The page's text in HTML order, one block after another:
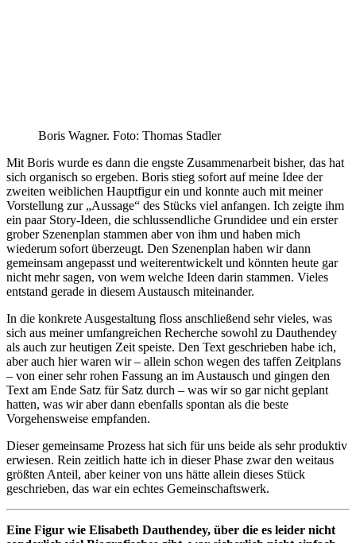
Boris Wagner. Foto: Thomas Stadler
Mit Boris wurde es dann die engste Zusammenarbeit bisher, das hat
sich organisch so ergeben. Boris stieg sofort auf meine Idee der
zweiten weiblichen Hauptfigur ein und konnte auch mit meiner
Vorstellung zur „Aussage“ des Stücks viel anfangen. Ich zeigte ihm
ein paar Story-Ideen, die schlussendliche Grundidee und ein erster
grober Szenenplan stammen aber von ihm und haben mich
wiederum sofort überzeugt. Den Szenenplan haben wir dann
gemeinsam angepasst und weiterentwickelt und könnten heute gar
nicht mehr sagen, von wem welche Ideen darin stammen. Vieles
entstand gerade in diesem Austausch miteinander.
In die konkrete Ausgestaltung floss anschließend sehr vieles, was
sich aus meiner umfangreichen Recherche sowohl zu Dauthendey
als auch zur heutigen Zeit speiste. Den Text geschrieben habe ich,
aber auch hier waren wir – allein schon wegen des taffen Zeitplans
– von einer sehr rohen Fassung an im Austausch und gingen den
Text am Ende Satz für Satz durch – was wir so gar nicht geplant
hatten, was wir aber dann ebenfalls spontan als die beste
Vorgehensweise empfanden.
Dieser gemeinsame Prozess hat sich für uns beide als sehr produktiv
erwiesen. Rein zeitlich hatte ich in dieser Phase zwar den weitaus
größten Anteil, aber keiner von uns hätte allein dieses Stück
geschrieben, das war ein echtes Gemeinschaftswerk.
Eine Figur wie Elisabeth Dauthendey, über die es leider nicht